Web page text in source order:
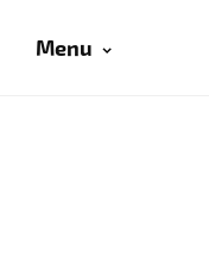
Menu